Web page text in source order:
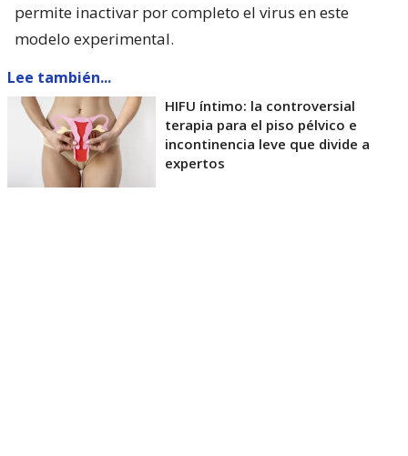
permite inactivar por completo el virus en este
modelo experimental.
Lee también...
HIFU íntimo: la controversial
terapia para el piso pélvico e
incontinencia leve que divide a
expertos